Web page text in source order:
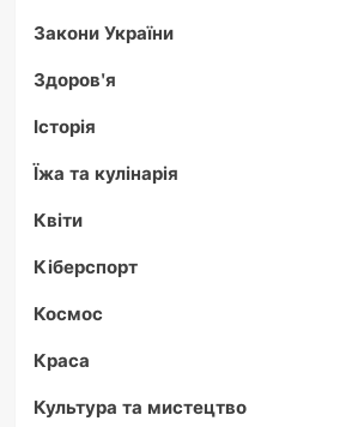
Закони України
Здоров'я
Історія
Їжа та кулінарія
Квіти
Кіберспорт
Космос
Краса
Культура та мистецтво